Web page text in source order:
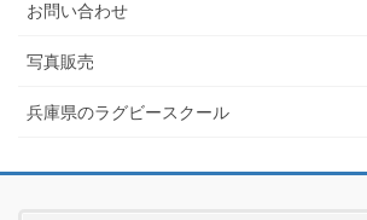
お問い合わせ
写真販売
兵庫県のラグビースクール